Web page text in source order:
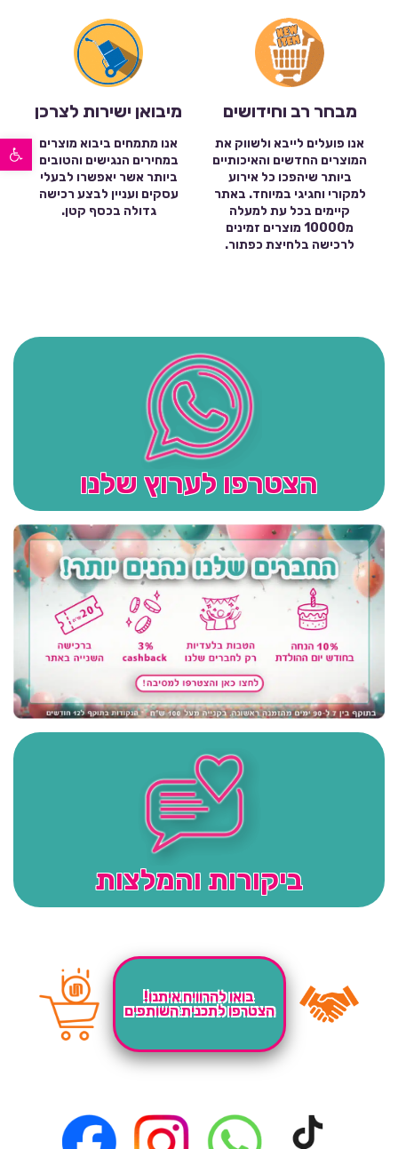
פתח סרגל נגישות
מבחר רב וחידושים
אנו פועלים לייבא ולשווק את
המוצרים החדשים והאיכותיים
ביותר שיהפכו כל אירוע
למקורי וחגיגי במיוחד. באתר
קיימים בכל עת למעלה
מ10000 מוצרים זמינים
לרכישה בלחיצת כפתור.
מיבואן ישירות לצרכן
אנו מתמחים ביבוא מוצרים
במחירים הנגישים והטובים
ביותר אשר יאפשרו לבעלי
עסקים ועניין לבצע רכישה
גדולה בכסף קטן.
הצטרפו לערוץ שלנו
ביקורות והמלצות
בואו להרוויח איתנו!
הצטרפו לתכנית השותפים